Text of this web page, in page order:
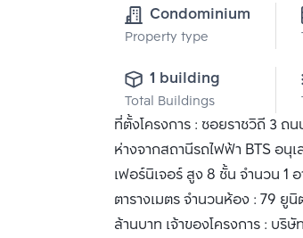
Condominium
Property type
1 building
Total Buildings
ที่ตั้งโครงการ : ซอยราชวิถี 3
ห่างจากสถานีรถไฟฟ้า BTS อนุ
เฟอร์นิเจอร์ สูง 8 ชั้น จำนวน 1
ตารางเมตร จำนวนห้อง : 79 ยู
ล้านบาท เจ้าของโครงการ : บริ